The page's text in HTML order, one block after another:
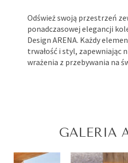
Odśwież swoją przestrzeń
ponadczasowej elegancji
Design ARENA. Każdy
trwałość i styl, zapewniając
wrażenia z przebywania na
GALERIA